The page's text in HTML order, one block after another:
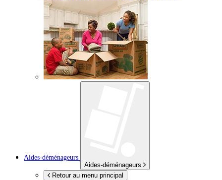
Aides-déménageurs
Aides-déménageurs
Retour au menu principal